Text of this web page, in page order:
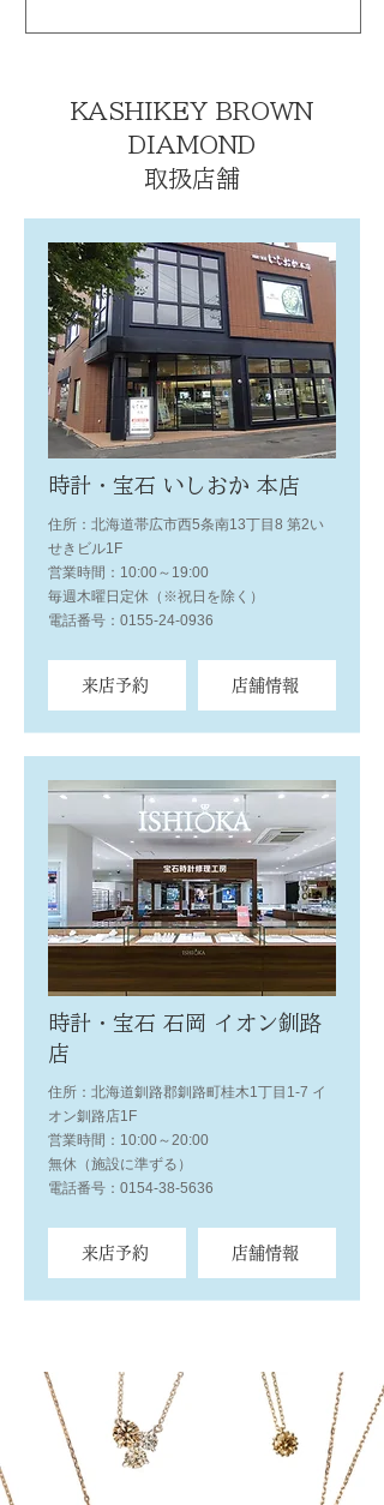
KASHIKEY BROWN
DIAMOND
取扱店舗
時計・宝石 いしおか 本店
住所：北海道帯広市西5条南13丁目8 第2い
せきビル1F
営業時間：10:00～19:00
毎週木曜日定休（※祝日を除く）
電話番号：0155-24-0936
来店予約 店舗情報
時計・宝石 石岡 イオン釧路
店
住所：北海道釧路郡釧路町桂木1丁目1-7 イ
オン釧路店1F
営業時間：10:00～20:00
無休（施設に準ずる）
電話番号：0154-38-5636
来店予約 店舗情報